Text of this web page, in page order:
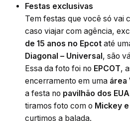
Festas exclusivas
Tem festas que você só vai
caso viajar com agência,
de 15 anos no Epcot até
Diagonal – Universal, são
Essa da foto foi no EPCOT,
encerramento em uma área
a festa no pavilhão dos EUA
tiramos foto com o Mickey
curtimos a balada.